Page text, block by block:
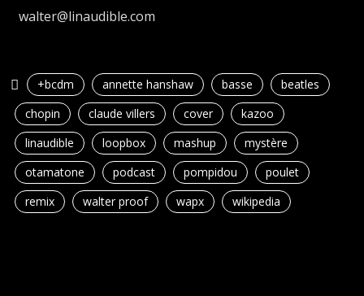
walter@linaudible.com
+bcdm annette hanshaw basse
beatles
chopin
claude villers cover
kazoo
linaudible
loopbox mashup
mystère
otamatone
podcast pompidou
poulet
remix
walter proof wapx wikipedia